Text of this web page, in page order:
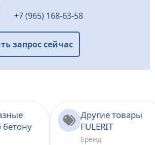
+7 (965) 168-63-58
запрос сейчас
бетону
Другие товары
FULERIT
Бренд